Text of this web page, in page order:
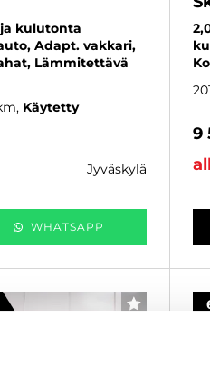
ja kulutonta
Adapt. vakkari,
Lämmitettävä
Käytetty
jyväskylä
WHATSAPP
9
SUOSIKKI